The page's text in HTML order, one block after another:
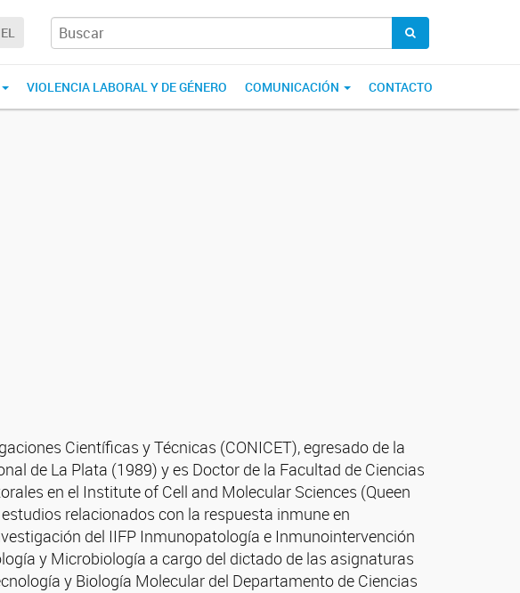
VIOLENCIA LABORAL Y DE GÉNERO COMUNICACIÓN CONTACTO
Científicas y Técnicas (CONICET), egresado de la
de La Plata (1989) y es Doctor de la Facultad de Ciencias
en el Institute of Cell and Molecular Sciences (Queen
relacionados con la respuesta inmune en
del IIFP Inmunopatología e Inmunointervención
y Microbiología a cargo del dictado de las asignaturas
y Biología Molecular del Departamento de Ciencias